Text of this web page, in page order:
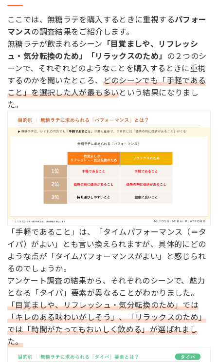
ここでは、無糖ラテを購入するときに重視するパフォー
マンスの調査結果をご紹介します。
無糖ラテが飲まれるシーン 「目覚ましや、リフレッシ
ュ・気分転換のため」「リラックスのため」 の２つのシ
ーンで、それぞれどのようなことを購入するときに重視
するのかを聞いたところ、 どのシーンでも「手軽である
こと」を選択した人が最も多いという結果になりまし
た。
「手軽であること」は、「タイムパフォーマンス（＝タ
イパ）がよい」とも言い換えられますが、具体的にどの
ような点が「タイムパフォーマンスがよい」と感じられ
るのでしょうか。
アンケート調査の結果から、それぞれのシーンで、魅力
となる「タイパ」要素が異なることがわかりました。
「目覚ましや、リフレッシュ・気分転換のため」では
「キレのある味わいがしそう」、「リラックスのため」
では「時間がたってもおいしく飲める」が選ばれまし
た。